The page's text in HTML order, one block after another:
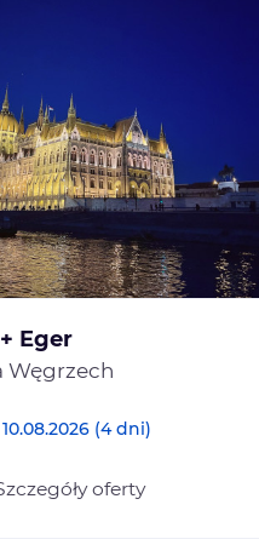
Eger
Węgrzech
(4 dni)
oferty